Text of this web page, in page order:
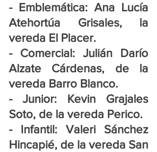
- Emblemática: Ana Lucía
Atehortúa Grisales, la
vereda El Placer.
- Comercial: Julián Darío
Alzate Cárdenas, de la
vereda Barro Blanco.
- Junior: Kevin Grajales
Soto, de la vereda Perico.
- Infantil: Valeri Sánchez
Hincapié, de la vereda San